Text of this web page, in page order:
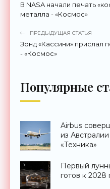
В NASA начали печать
металла - «Космос»
ПРЕДЫДУЩАЯ СТАТЬЯ
Зонд «Кассини» прислал
- «Космос»
Популярные
Airbus
из
«Техника»
Первый
готов к 2028